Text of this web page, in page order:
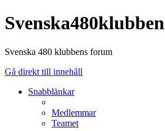
Svenska480klubben
Svenska 480 klubbens forum
Gå direkt till innehåll
Snabblänkar
Medlemmar
Teamet